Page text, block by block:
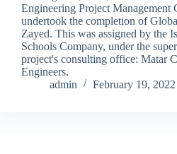
Engineering Project Management
undertook the completion of
Zayed. This was assigned by the
Schools Company, under the
project's consulting office: Matar
Engineers.
admin
February 19, 2022